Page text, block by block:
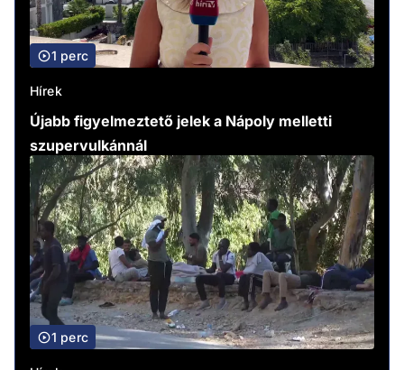
1 perc
Hírek
Újabb figyelmeztető jelek a Nápoly melletti
szupervulkánnál
1 perc